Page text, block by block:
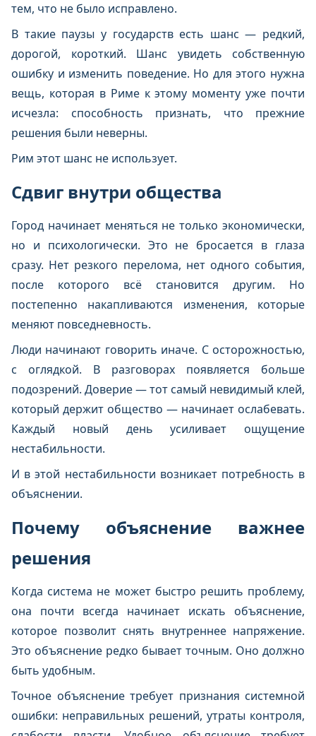
тем, что не было исправлено.
В такие паузы у государств есть шанс — редкий,
дорогой, короткий. Шанс увидеть собственную
ошибку и изменить поведение. Но для этого нужна
вещь, которая в Риме к этому моменту уже почти
исчезла: способность признать, что прежние
решения были неверны.
Рим этот шанс не использует.
Сдвиг внутри общества
Город начинает меняться не только экономически,
но и психологически. Это не бросается в глаза
сразу. Нет резкого перелома, нет одного события,
после которого всё становится другим. Но
постепенно накапливаются изменения, которые
меняют повседневность.
Люди начинают говорить иначе. С осторожностью,
с оглядкой. В разговорах появляется больше
подозрений. Доверие — тот самый невидимый клей,
который держит общество — начинает ослабевать.
Каждый новый день усиливает ощущение
нестабильности.
И в этой нестабильности возникает потребность в
объяснении.
Почему объяснение важнее
решения
Когда система не может быстро решить проблему,
она почти всегда начинает искать объяснение,
которое позволит снять внутреннее напряжение.
Это объяснение редко бывает точным. Оно должно
быть удобным.
Точное объяснение требует признания системной
ошибки: неправильных решений, утраты контроля,